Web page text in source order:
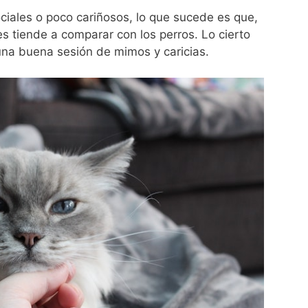
o poco cariñosos, lo que sucede es que,
tiende a comparar con los perros. Lo cierto
buena sesión de mimos y caricias.